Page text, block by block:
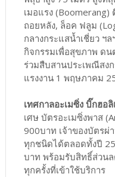
เมอแรง (Boomerang)
ถอยหลัง, ล็อค ฟลูม
กลางกระแสน้ำเชี่ยว ฯ
กิจกรรมเพื่อสุขภาพ ด
ร่วมสืบสานประเพณีสง
แรงงาน 1 พฤษภาคม
เทศกาลอะเมซิ่ง บิ๊กฮอ
เศษ บัตรอะเมซิ่งพาส
900บาท เจ้าของบัตรผ่
ทุกชนิดได้ตลอดทั้งปี
บาท พร้อมรับสิทธิ์ส่วน
ทุกครั้งที่เข้าใช้บริการ